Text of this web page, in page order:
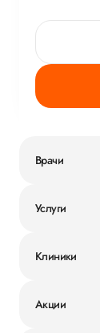
Врачи
Услуги
Клиники
Акции